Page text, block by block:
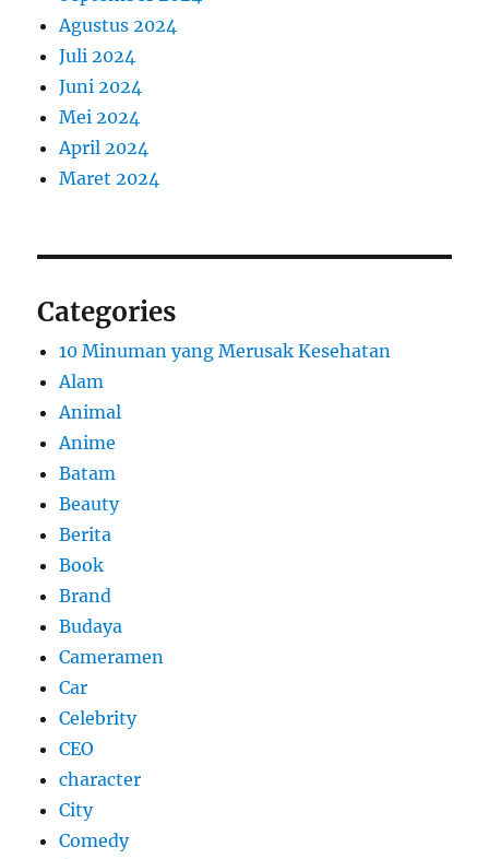
Agustus 2024
Juli 2024
Juni 2024
Mei 2024
April 2024
Maret 2024
Categories
10 Minuman yang Merusak Kesehatan
Alam
Animal
Anime
Batam
Beauty
Berita
Book
Brand
Budaya
Cameramen
Car
Celebrity
CEO
character
City
Comedy